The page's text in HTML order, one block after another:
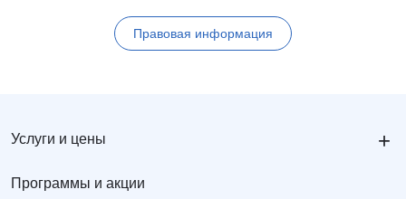
Правовая информация
Услуги и цены +
Программы и акции